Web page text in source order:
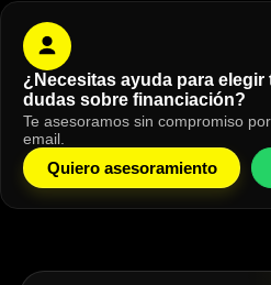
¿Necesitas ayuda para
dudas sobre financiación?
Te asesoramos sin compromiso
email.
Quiero asesoramiento